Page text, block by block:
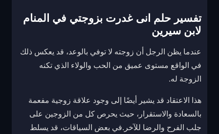
تفسير حلم انى غدرت بزوجتي في المنام
لابن سيرين
عندما يظن الرجل أن زوجته لا توفي بالوعد، قد يعكس ذلك
في الواقع مستوى عميق من الحب والولاء الذي تكنه
الزوجة له.
هذا الاعتقاد قد يشير أيضًا إلى وجود علاقة زوجية مفعمة
بالسعادة والاستقرار، حيث يحرص كل من الزوجين على
جلب الفرح والرضا للآخر.في بعض السياقات، قد يسلط